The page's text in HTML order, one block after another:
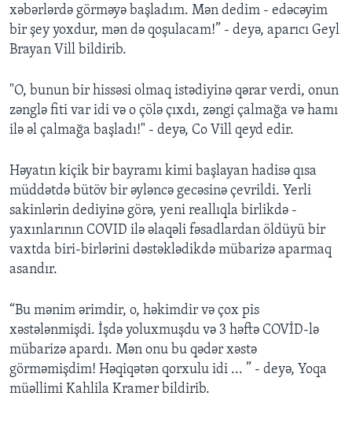
xəbərlərdə görməyə başladım. Mən dedim - edəcəyim
bir şey yoxdur, mən də qoşulacam!” - deyə, aparıcı Geyl
Brayan Vill bildirib.
"O, bunun bir hissəsi olmaq istədiyinə qərar verdi, onun
zənglə fiti var idi və o çölə çıxdı, zəngi çalmağa və hamı
ilə əl çalmağa başladı!" - deyə, Co Vill qeyd edir.
Həyatın kiçik bir bayramı kimi başlayan hadisə qısa
müddətdə bütöv bir əyləncə gecəsinə çevrildi. Yerli
sakinlərin dediyinə görə, yeni reallıqla birlikdə -
yaxınlarının COVID ilə əlaqəli fəsadlardan öldüyü bir
vaxtda biri-birlərini dəstəklədikdə mübarizə aparmaq
asandır.
“Bu mənim ərimdir, o, həkimdir və çox pis
xəstələnmişdi. İşdə yoluxmuşdu və 3 həftə COVİD-lə
mübarizə apardı. Mən onu bu qədər xəstə
görməmişdim! Həqiqətən qorxulu idi ... ” - deyə, Yoqa
müəllimi Kahlila Kramer bildirib.